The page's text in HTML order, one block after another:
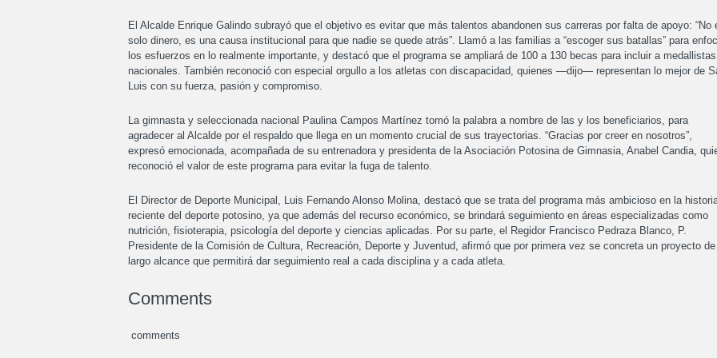
El Alcalde Enrique Galindo subrayó que el objetivo es evitar que más talentos abandonen sus carreras por falta de apoyo: “No
solo dinero, es una causa institucional para que nadie se quede atrás”. Llamó a las familias a “escoger sus batallas” para
los esfuerzos en lo realmente importante, y destacó que el programa se ampliará de 100 a 130 becas para incluir a medallistas
nacionales. También reconoció con especial orgullo a los atletas con discapacidad, quienes —dijo— representan lo mejor de
Luis con su fuerza, pasión y compromiso.
La gimnasta y seleccionada nacional Paulina Campos Martínez tomó la palabra a nombre de las y los beneficiarios, para
agradecer al Alcalde por el respaldo que llega en un momento crucial de sus trayectorias. “Gracias por creer en nosotros”,
expresó emocionada, acompañada de su entrenadora y presidenta de la Asociación Potosina de Gimnasia, Anabel Candia,
reconoció el valor de este programa para evitar la fuga de talento.
El Director de Deporte Municipal, Luis Fernando Alonso Molina, destacó que se trata del programa más ambicioso en la
reciente del deporte potosino, ya que además del recurso económico, se brindará seguimiento en áreas especializadas como
nutrición, fisioterapia, psicología del deporte y ciencias aplicadas. Por su parte, el Regidor Francisco Pedraza Blanco, P.
Presidente de la Comisión de Cultura, Recreación, Deporte y Juventud, afirmó que por primera vez se concreta un proyecto de
largo alcance que permitirá dar seguimiento real a cada disciplina y a cada atleta.
Comments
comments